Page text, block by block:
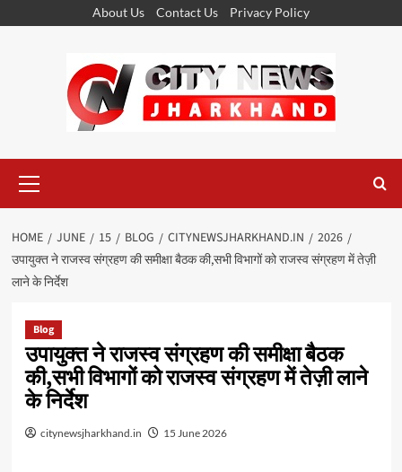
About Us Contact Us Privacy Policy
Menu
HOME JUNE 15 BLOG CITYNEWSJHARKHAND.IN
2026
उपायुक्त ने राजस्व संग्रहण की समीक्षा बैठक की,सभी विभागों को राजस्व संग्रहण में तेज़ी
लाने के निर्देश
Blog
उपायुक्त ने राजस्व संग्रहण की समीक्षा बैठक
की,सभी विभागों को राजस्व संग्रहण में तेज़ी लाने
के निर्देश
citynewsjharkhand.in 15 June 2026